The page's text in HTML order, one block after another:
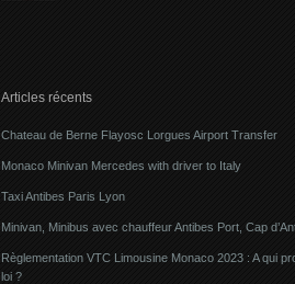
Articles récents
Chateau de Berne Flayosc Lorgues Airport Transfer
Monaco Minivan Mercedes with driver to Italy
Taxi Antibes Paris Lyon
Minivan, Minibus avec chauffeur Antibes Port, Cap
Règlementation VTC Limousine Monaco 2023 : A qui
loi ?